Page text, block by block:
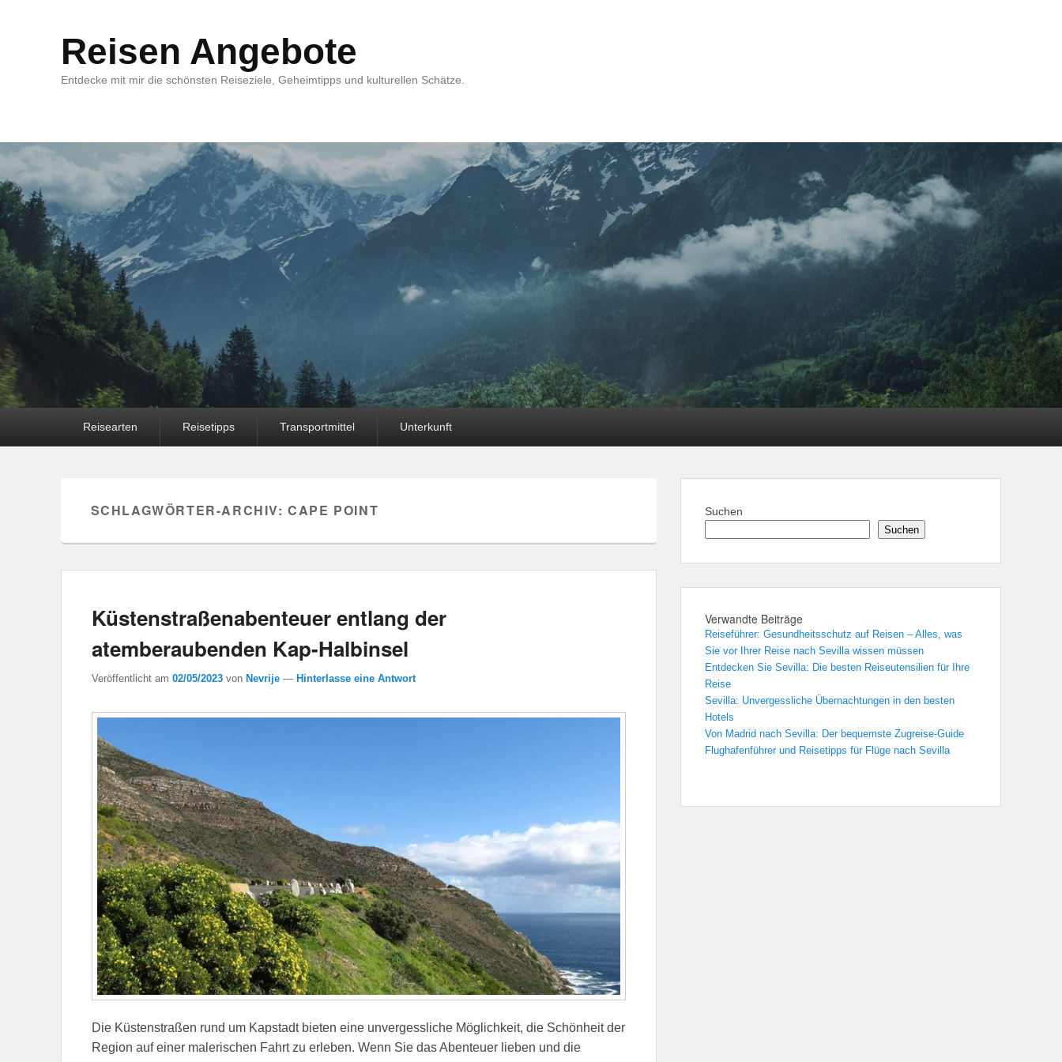
Reisen Angebote
Entdecke mit mir die schönsten Reiseziele, Geheimtipps und kulturellen Schätze.
Reisearten Reisetipps Transportmittel Unterkunft
SCHLAGWÖRTER-ARCHIV:CAPE POINT
Küstenstraßenabenteuer entlang der
atemberaubenden Kap-Halbinsel
Veröffentlicht am 02/05/2023 von Nevrije — Hinterlasse eine Antwort
Die Küstenstraßen rund um Kapstadt bieten eine unvergessliche Möglichkeit, die Schönheit der
Region auf einer malerischen Fahrt zu erleben. Wenn Sie das Abenteuer lieben und die
Suchen
Suchen
Verwandte Beiträge
Reiseführer: Gesundheitsschutz auf Reisen – Alles, was
Sie vor Ihrer Reise nach Sevilla wissen müssen
Entdecken Sie Sevilla: Die besten Reiseutensilien für Ihre
Reise
Sevilla: Unvergessliche Übernachtungen in den besten
Hotels
Von Madrid nach Sevilla: Der bequemste Zugreise-Guide
Flughafenführer und Reisetipps für Flüge nach Sevilla